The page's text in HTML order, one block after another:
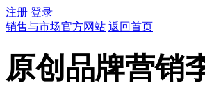
注册 登录
销售与市场官方网站 返回首页
原创品牌营销